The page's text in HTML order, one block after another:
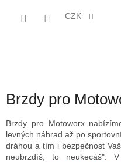
CZK
Brzdy pro
Brzdy pro Motoworx
levných náhrad až po
dráhou a tím i bezpečnost
neubrzdíš, to neukecáš".